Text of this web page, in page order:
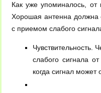
Как уже упоминалось, от
Хорошая антенна должна
с приемом слабого
слабого сигнала
когда сигнал может